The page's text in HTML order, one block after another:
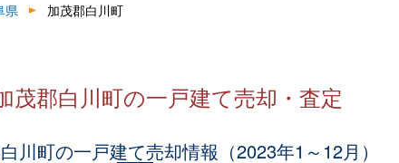
県 加茂郡白川町
茂郡白川町の一戸建て売却・査定
川町の一戸建て売却情報（2023年1～12月）